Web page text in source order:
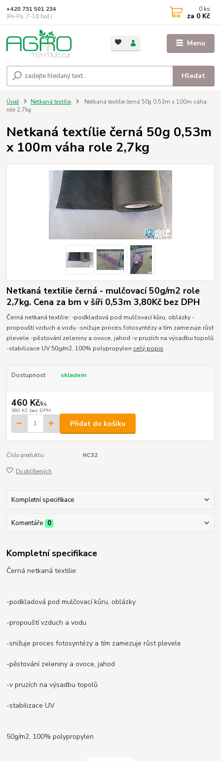
Menu
Hledat
+420 731 501 234
(Po-Pá, 7-18 hod.)
0 ks
za 0 Kč
Úvod Netkaná textílie
Netkaná textílie černá 50g 0,53m x 100m váha
role 2,7kg
Netkaná textílie černá 50g 0,53m
x 100m váha role 2,7kg
Netkaná textilie černá - mulčovací 50g/m2 role
2,7kg. Cena za bm v šíři 0,53m 3,80Kč bez DPH
Černá netkaná textilie: -podkladová pod mulčovací kůru, oblázky -
propouští vzduch a vodu -snižuje proces fotosyntézy a tím zamezuje růst
plevele -pěstování zeleniny a ovoce, jahod -v pruzích na výsadbu topolů
-stabilizace UV 50g/m2, 100% polypropylen celý popis
Dostupnost skladem
460 Kč/ks
380 Kč bez DPH
Přidat do košíku
Číslo produktu: NC32
Do oblíbených
Kompletní specifikace
Komentáře 0
Kompletní specifikace
Černá netkaná textilie:
-podkladová pod mulčovací kůru, oblázky
-propouští vzduch a vodu
-snižuje proces fotosyntézy a tím zamezuje růst plevele
-pěstování zeleniny a ovoce, jahod
-v pruzích na výsadbu topolů
-stabilizace UV
50g/m2, 100% polypropylen